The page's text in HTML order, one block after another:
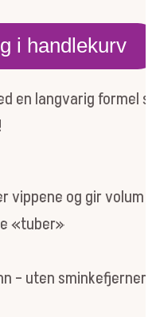
i handlekurv
en langvarig formel
vippene og gir volum
«tuber»
– uten sminkefjerner